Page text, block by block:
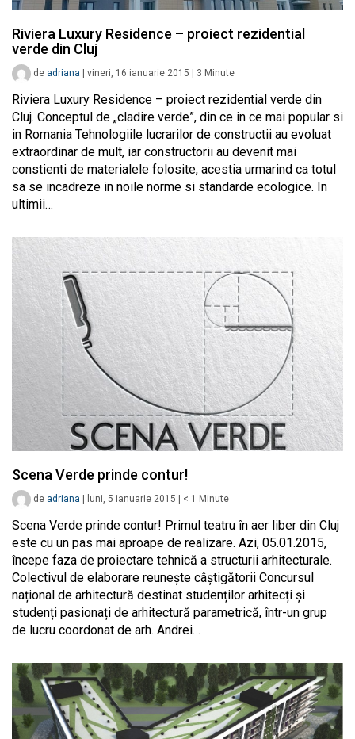
Riviera Luxury Residence – proiect rezidential
verde din Cluj
de adriana vineri, 16 ianuarie 2015 3 Minute
Riviera Luxury Residence – proiect rezidential verde din
Cluj. Conceptul de „cladire verde”, din ce in ce mai popular si
in Romania Tehnologiile lucrarilor de constructii au evoluat
extraordinar de mult, iar constructorii au devenit mai
constienti de materialele folosite, acestia urmarind ca totul
sa se incadreze in noile norme si standarde ecologice. In
ultimii…
Scena Verde prinde contur!
de adriana luni, 5 ianuarie 2015 < 1 Minute
Scena Verde prinde contur! Primul teatru în aer liber din Cluj
este cu un pas mai aproape de realizare. Azi, 05.01.2015,
începe faza de proiectare tehnică a structurii arhitecturale.
Colectivul de elaborare reunește câștigătorii Concursul
național de arhitectură destinat studenților arhitecți și
studenți pasionați de arhitectură parametrică, într-un grup
de lucru coordonat de arh. Andrei…